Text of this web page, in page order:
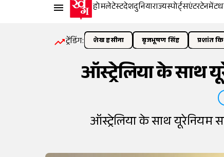
होमलेटेस्टदेशदुनियाराज्यस्पोर्ट्सएंटरटेनमेंट
ट्रेंडिंग: शेख हसीना बृजभूषण सिंह प्रशांत
ऑस्ट्रेलिया के साथ
ऑस्ट्रेलिया के साथ यूरेनियम